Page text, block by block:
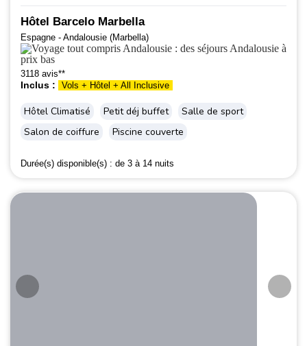
Hôtel Barcelo Marbella
Espagne - Andalousie (Marbella)
3118 avis**
Inclus : Vols + Hôtel + All Inclusive
Hôtel Climatisé Petit déj buffet
Salle de sport
Salon de coiffure
Piscine couverte
Durée(s) disponible(s) : de 3 à 14 nuits